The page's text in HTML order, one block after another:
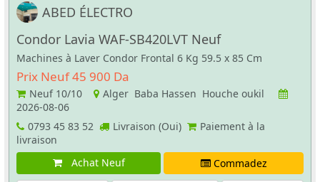
ABED ÉLECTRO
Condor Lavia WAF-SB420LVT Neuf
Machines à Laver Condor Frontal 6 Kg 59.5 x 85 Cm
Prix Neuf 45 900 Da
Neuf 10/10
Alger Baba Hassen Houche oukil
2026-08-06
0793 45 83 52
Livraison (Oui)
Paiement à la
livraison
Achat Neuf
Commadez